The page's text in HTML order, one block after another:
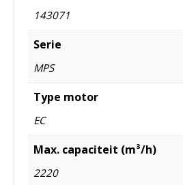
143071
Serie
MPS
Type motor
EC
Max. capaciteit (m³/h)
2220